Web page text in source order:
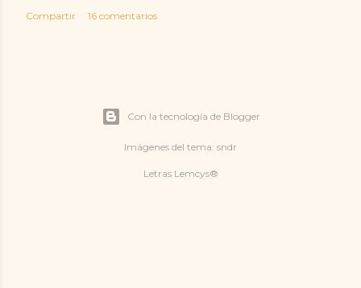
Compartir 16 comentarios
Con la tecnología de Blogger
Imágenes del tema: sndr
Letras Lemcys®